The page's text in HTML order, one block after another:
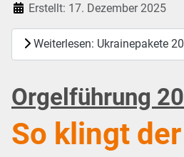
Erstellt: 17. Dezember 2025
Weiterlesen: Ukrainepakete
Orgelführung
So klingt